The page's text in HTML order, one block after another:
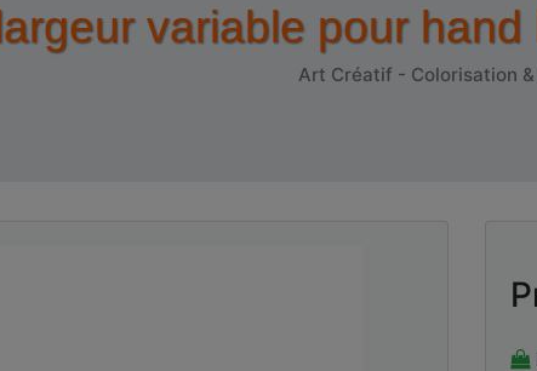
largeur variable pour
Art Créatif - Colorisation